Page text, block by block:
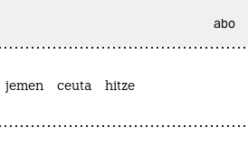
abo
jemen ceuta hitze